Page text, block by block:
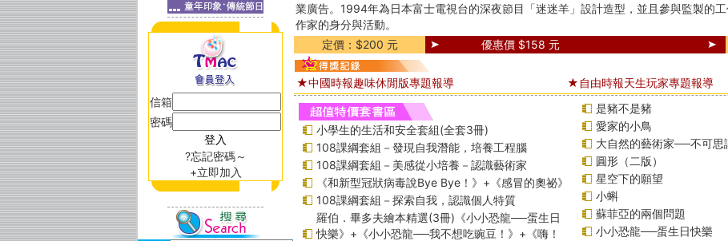
信箱
密碼
?忘記密碼～
+立即加入
業廣告。1994年為日本富士電視台的深夜節目「迷迷羊」設計造型，並且參與監製的
作家的身分與活動。
定價：$200 元
優惠價 $158 元
★中國時報趣味休閒版專題報導 ★自由時報天生玩家專題報導
小學生的生活和安全套組(全套3冊)
108課綱套組－發現自我潛能，培養工程腦
108課綱套組－美感從小培養－認識藝術家
《和新型冠狀病毒說Bye Bye！》+《感冒的奧祕》
108課綱套組－探索自我，認識個人特質
羅伯．畢多夫繪本精選(3冊)《小小恐龍──蛋生日
快樂》+《小小恐龍──我不想吃豌豆！》+《嗨！
是豬不是豬
愛家的小鳥
大自然的藝術家──不可思
圓形（二版）
星空下的願望
小蝌
蘇菲亞的兩個問題
小小恐龍──蛋生日快樂